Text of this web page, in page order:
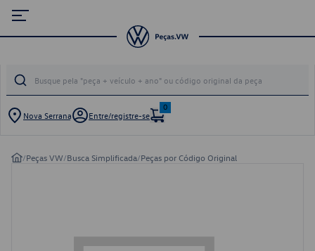
Nova Serrana Entre/registre-se
0
/Peças VW/Busca Simplificada/Peças por Código Original